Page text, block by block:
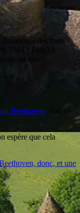
des mois
75013 Paris) à
ou non.
Beethoven . Zut, ce
espère que cela
donc, et une